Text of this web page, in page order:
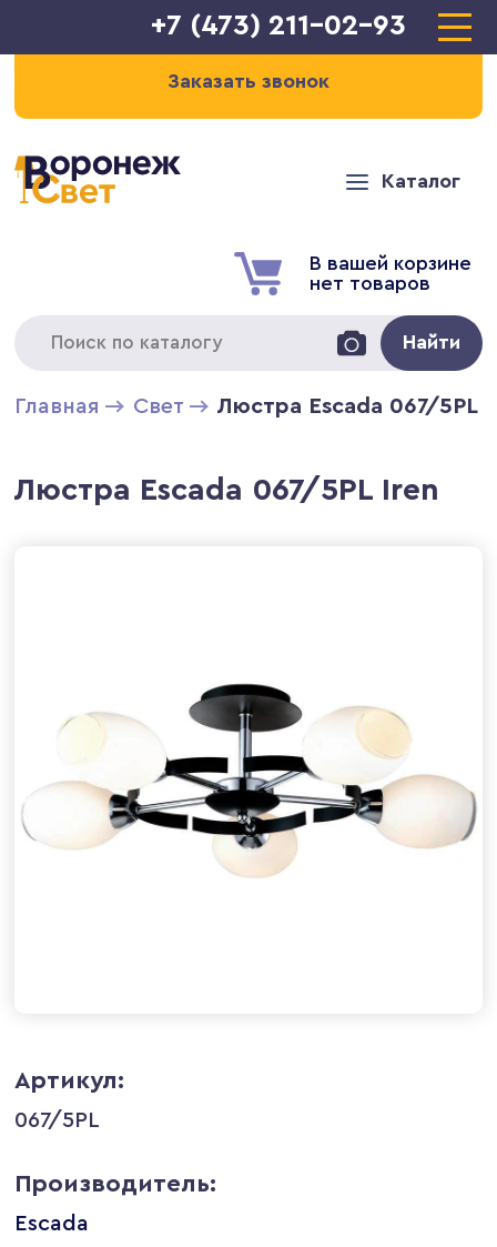
+7 (473) 211-02-93
Заказать звонок
Каталог
В вашей корзине
нет товаров
Найти
Главная Свет Люстра Escada 067/5PL
Люстра Escada 067/5PL Iren
Артикул:
067/5PL
Производитель:
Escada